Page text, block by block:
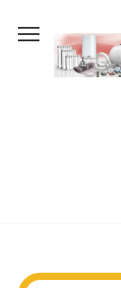
содержанию